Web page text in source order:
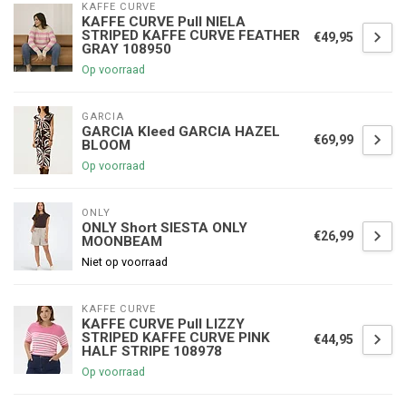
KAFFE CURVE
KAFFE CURVE Pull NIELA
STRIPED KAFFE CURVE FEATHER
GRAY 108950
Op voorraad
€49,95
GARCIA
GARCIA Kleed GARCIA HAZEL
BLOOM
Op voorraad
€69,99
ONLY
ONLY Short SIESTA ONLY
MOONBEAM
Niet op voorraad
€26,99
KAFFE CURVE
KAFFE CURVE Pull LIZZY
STRIPED KAFFE CURVE PINK
HALF STRIPE 108978
Op voorraad
€44,95